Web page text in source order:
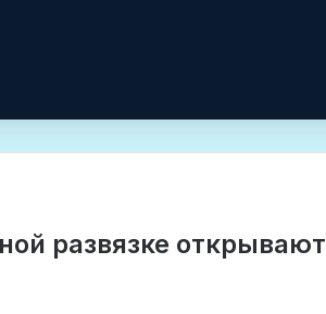
развязке открывают